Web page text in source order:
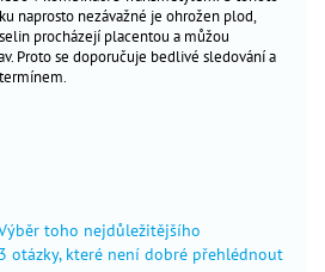
naprosto nezávažné je ohrožen plod,
procházejí placentou a můžou
Proto se doporučuje bedlivé sledování a
toho nejdůležitějšího
otázky, které není dobré přehlédnout